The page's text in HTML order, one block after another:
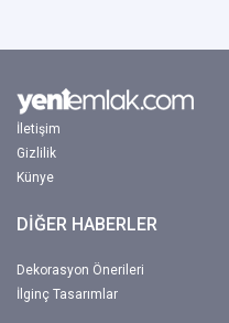
İletişim
Gizlilik
Künye
DİĞER HABERLER
Dekorasyon Önerileri
İlginç Tasarımlar